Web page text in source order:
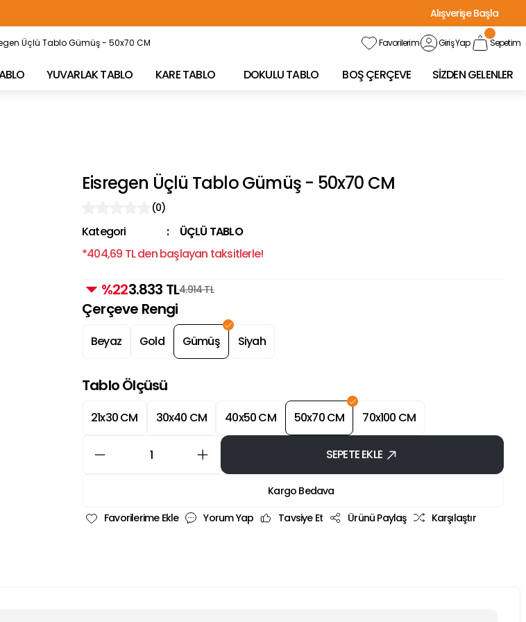
Alışverişe Başla
HER YERİNE ÜCRETSİZ KARGO!
Favorilerim Giriş Yap Sepetim
YUVARLAK TABLO KARE TABLO DOKULU TABLO BOŞ ÇERÇEVE SİZDEN GELENLER
Eisregen Üçlü Tablo Gümüş - 50x70 CM
(0)
Kategori
ÜÇLÜ TABLO
*404,69 TL den başlayan taksitlerle!
%223.833 TL4.914 TL
Çerçeve Rengi
Beyaz Gold Gümüş Siyah
Tablo Ölçüsü
21x30 CM 30x40 CM 40x50 CM 50x70 CM 70x100 CM
SEPETE EKLE
Kargo Bedava
Yorum Yap
Tavsiye Et Ürünü Paylaş Karşılaştır